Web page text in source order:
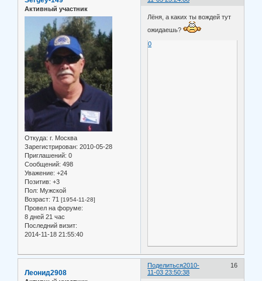
Активный участник
Откуда: г. Москва
Зарегистрирован: 2010-05-28
Приглашений: 0
Сообщений: 498
Уважение: +24
Позитив: +3
Пол: Мужской
Возраст: 71 [1954-11-28]
Провел на форуме:
8 дней 21 час
Последний визит:
2014-11-18 21:55:40
Лёня, а каких ты вождей тут
ожидаешь?
0
Поделиться 16
2010-
11-03 23:50:38
Леонид2908